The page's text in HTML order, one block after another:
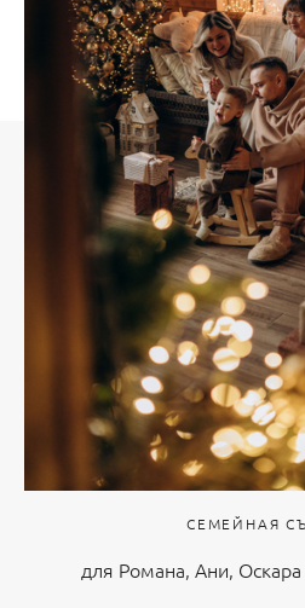
СЕМЕЙНАЯ
для Романа, Ани,